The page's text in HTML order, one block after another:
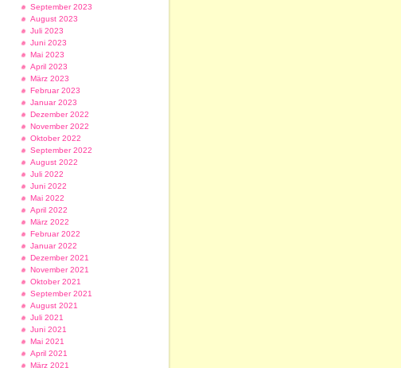
September 2023
August 2023
Juli 2023
Juni 2023
Mai 2023
April 2023
März 2023
Februar 2023
Januar 2023
Dezember 2022
November 2022
Oktober 2022
September 2022
August 2022
Juli 2022
Juni 2022
Mai 2022
April 2022
März 2022
Februar 2022
Januar 2022
Dezember 2021
November 2021
Oktober 2021
September 2021
August 2021
Juli 2021
Juni 2021
Mai 2021
April 2021
März 2021